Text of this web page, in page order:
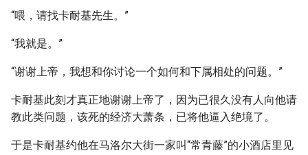
“喂，请找卡耐基先生。”
“我就是。”
“谢谢上帝，我想和你讨论一个如何和下属相处的问题。”
卡耐基此刻才真正地谢谢上帝了，因为已很久没有人向他请
教此类问题，该死的经济大萧条，已将他逼入绝境了。
于是卡耐基约他在马洛尔大街一家叫“常青藤”的小酒店里见